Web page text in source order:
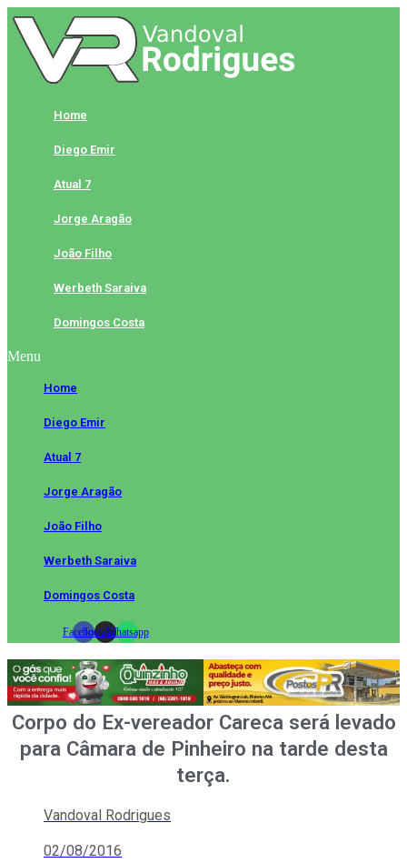
Skip
to
content
Home
Diego Emir
Atual 7
Jorge Aragão
João Filho
Werbeth Saraiva
Domingos Costa
Menu
Home
Diego Emir
Atual 7
Jorge Aragão
João Filho
Werbeth Saraiva
Domingos Costa
FacebookInstagramWhatsapp
Corpo do Ex-vereador Careca será levado
para Câmara de Pinheiro na tarde desta
terça.
Vandoval Rodrigues
02/08/2016